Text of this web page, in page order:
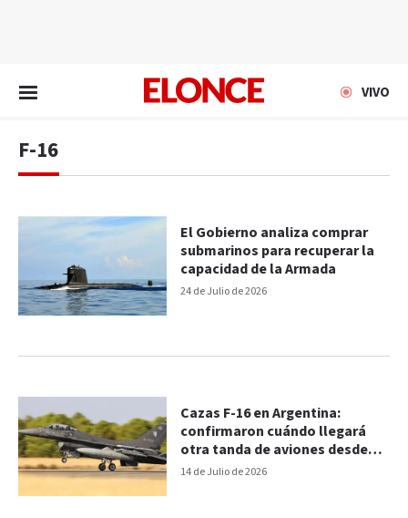
VIVO
F-16
24 de Julio de 2026
El Gobierno analiza comprar
submarinos para recuperar la
capacidad de la Armada
14 de Julio de 2026
Cazas F-16 en Argentina:
confirmaron cuándo llegará
otra tanda de aviones desde
Dinamarca